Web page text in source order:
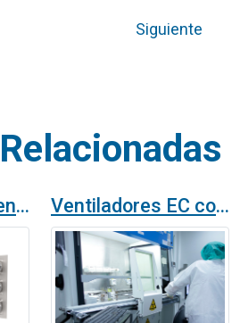
Siguiente
Ventiladores EC en unidades de tratamiento de aire: EC FanGrid Ventiladores EC con filtros para salas blancas